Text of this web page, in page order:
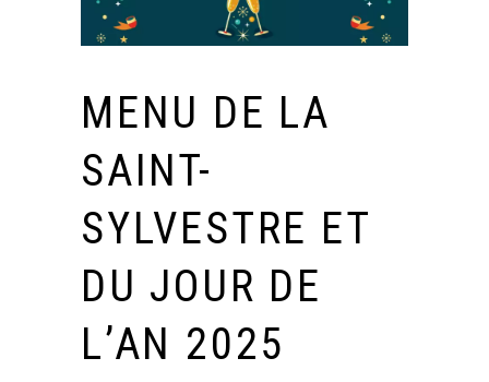
MENU DE LA
SAINT-
SYLVESTRE ET
DU JOUR DE
L’AN 2025